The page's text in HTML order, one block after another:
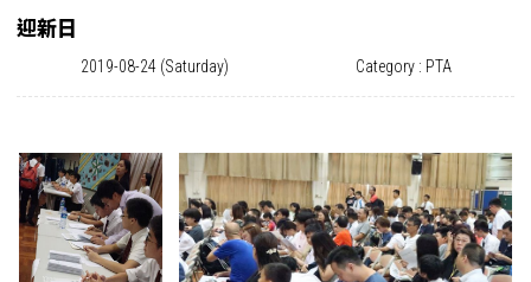
迎新日
2019-08-24 (Saturday) Category : PTA